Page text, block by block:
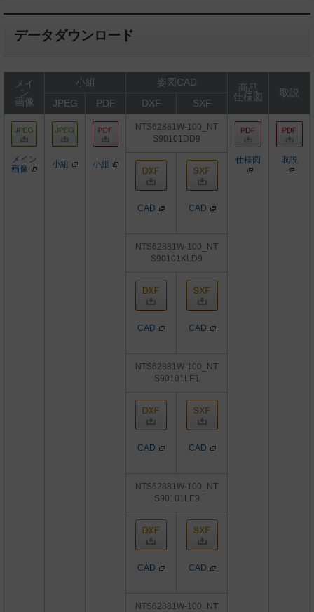
データダウンロード
メイ
ン
画像
小組 姿図CAD
商品
仕様図
取説
JPEG
PDF DXF SXF
メイン
画像
小組 小組
NTS62881W-100_NT
S90101DD9
仕様図 取説
CAD CAD
NTS62881W-100_NT
S90101KLD9
CAD CAD
NTS62881W-100_NT
S90101LE1
CAD CAD
NTS62881W-100_NT
S90101LE9
CAD CAD
NTS62881W-100_NT